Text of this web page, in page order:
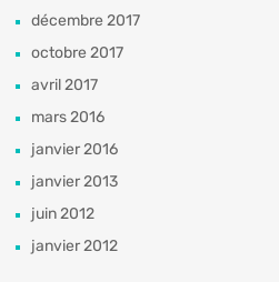
décembre 2017
octobre 2017
avril 2017
mars 2016
janvier 2016
janvier 2013
juin 2012
janvier 2012